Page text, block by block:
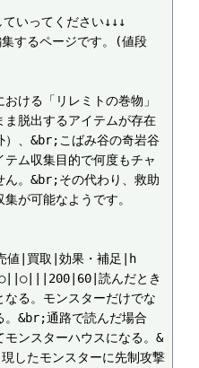
いってください↓↓↓
ける「リレミトの巻物」
脱出するアイテムが存在
）、&br;こばみ谷の奇岩谷
ム収集目的で何度もチャ
ん。&br;その代わり、救助
が可能なようです。
|買取|効果・補足|h
読んだとき
る。モンスターだけでな
。&br;通路で読んだ場合
ンスターハウスになる。&
したモンスターに先制攻撃